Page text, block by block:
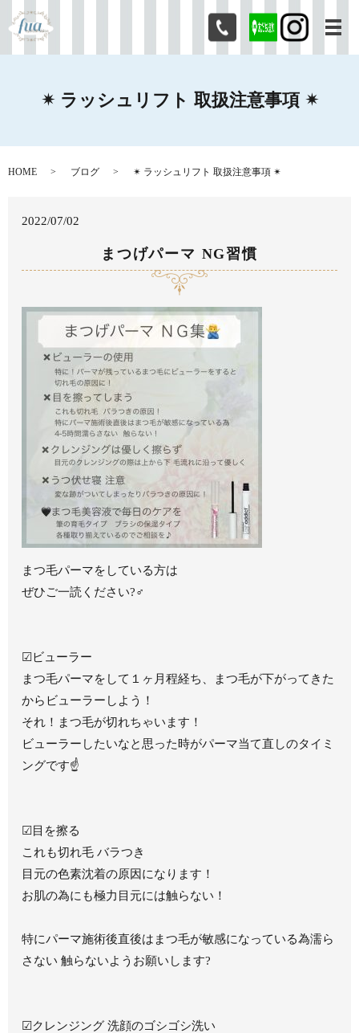
メ
✴︎ ラッシュリフト 取扱注意事項 ✴︎
HOME ブログ ✴︎ ラッシュリフト 取扱注意事項 ✴︎
2022/07/02
まつげパーマ NG習慣
まつ毛パーマをしている方は
ぜひご一読ください?‍♂️
☑︎ビューラー
まつ毛パーマをして１ヶ月程経ち、まつ毛が下がってきた
からビューラーしよう！
それ！まつ毛が切れちゃいます！
ビューラーしたいなと思った時がパーマ当て直しのタイミ
ングです☝️
☑︎目を擦る
これも切れ毛 バラつき
目元の色素沈着の原因になります！
お肌の為にも極力目元には触らない！
特にパーマ施術後直後はまつ毛が敏感になっている為濡ら
さない 触らないようお願いします?
☑︎クレンジング 洗顔のゴシゴシ洗い